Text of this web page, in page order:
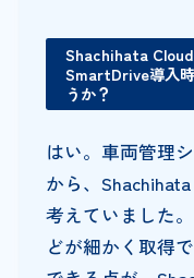
Shachihata
SmartDrive導入
うか？
はい。車両管理
から、
考えていました
どが細かく取得